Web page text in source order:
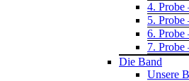
4. Probe
5. Probe
6. Probe
7. Probe
Die Band
Unsere